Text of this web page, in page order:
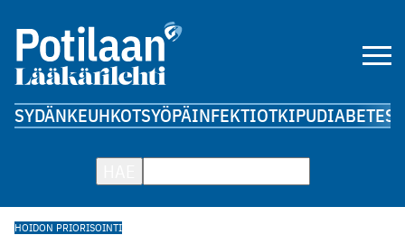
SYDÄNKEUHKOTSYÖPÄINFEKTIOTKIPUDIABETES
HOIDON PRIORISOINTI